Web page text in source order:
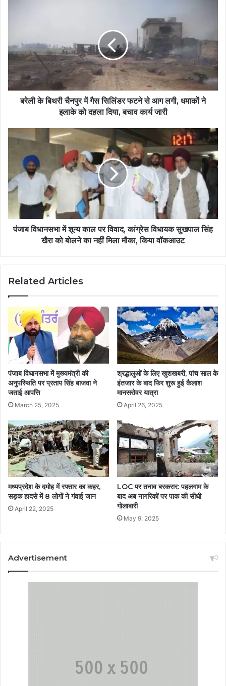
बरेली के बिथरी चैनपुर में गैस सिलिंडर फटने से आग लगी, धमाकों ने
इलाके को दहला दिया, बचाव कार्य जारी
पंजाब विधानसभा में शून्य काल पर विवाद, कांग्रेस विधायक सुखपाल सिंह
खैरा को बोलने का नहीं मिला मौका, किया वॉकआउट
Related Articles
पंजाब विधानसभा में मुख्यमंत्री की
अनुपस्थिति पर प्रताप सिंह बाजवा ने
जताई आपत्ति
March 25, 2025
श्रद्धालुओं के लिए खुशखबरी, पांच साल के
इंतजार के बाद फिर शुरू हुई कैलाश
मानसरोवर यात्रा
April 26, 2025
मध्यप्रदेश के दमोह में रफ्तार का कहर,
सड़क हादसे में 8 लोगों ने गंवाई जान
April 22, 2025
LOC पर तनाव बरकरार: पहलगाम के
बाद अब नागरिकों पर पाक की सीधी
गोलाबारी
May 9, 2025
Advertisement